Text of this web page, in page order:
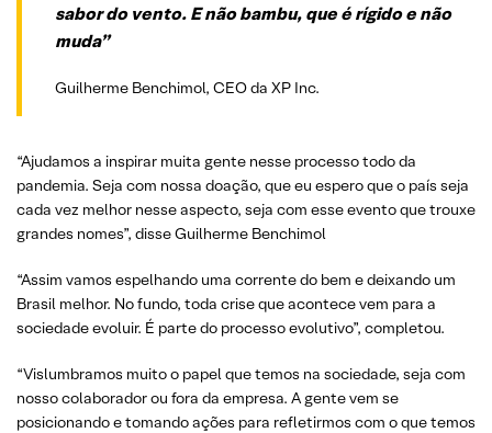
sabor do vento. E não bambu, que é rígido e não
muda”
Guilherme Benchimol, CEO da XP Inc.
“Ajudamos a inspirar muita gente nesse processo todo da
pandemia. Seja com nossa doação, que eu espero que o país seja
cada vez melhor nesse aspecto, seja com esse evento que trouxe
grandes nomes”, disse Guilherme Benchimol
“Assim vamos espelhando uma corrente do bem e deixando um
Brasil melhor. No fundo, toda crise que acontece vem para a
sociedade evoluir. É parte do processo evolutivo”, completou.
“Vislumbramos muito o papel que temos na sociedade, seja com
nosso colaborador ou fora da empresa. A gente vem se
posicionando e tomando ações para refletirmos com o que temos